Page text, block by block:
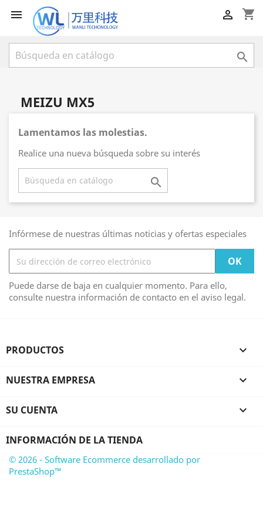
 shopping_cart


MEIZU MX5
Lamentamos las molestias.
Realice una nueva búsqueda sobre su interés

Infórmese de nuestras últimas noticias y ofertas especiales
Puede darse de baja en cualquier momento. Para ello,
consulte nuestra información de contacto en el aviso legal.
PRODUCTOS 
NUESTRA EMPRESA 
SU CUENTA 
INFORMACIÓN DE LA TIENDA
© 2026 - Software Ecommerce desarrollado por
PrestaShop™